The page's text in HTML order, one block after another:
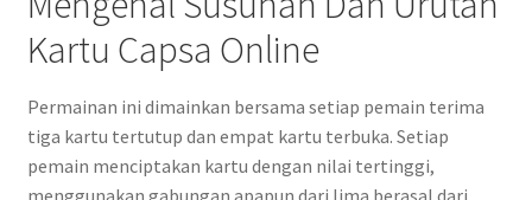
Kartu Capsa Online
Permainan ini dimainkan bersama setiap pemain terima
tiga kartu tertutup dan empat kartu terbuka. Setiap
pemain menciptakan kartu dengan nilai tertinggi,